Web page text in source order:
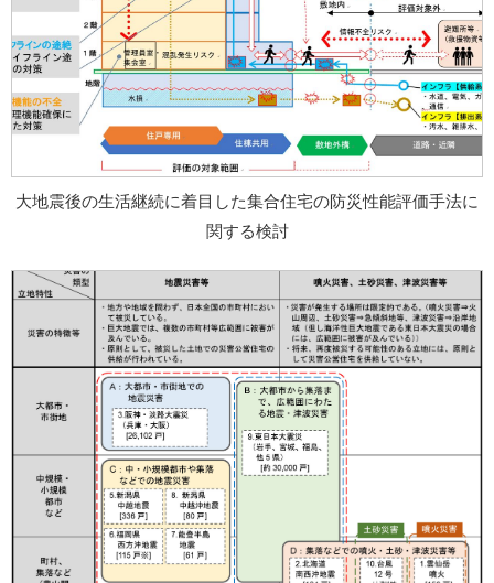
大地震後の生活継続に着目した集合住宅の防災性能評価手法に
関する検討